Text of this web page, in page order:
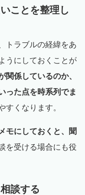
ことを整理し
トラブルの経緯をあ
うにしておくことが
関係しているのか、
った点を時系列でま
すくなります。
モにしておくと、聞
を受ける場合にも役
談する